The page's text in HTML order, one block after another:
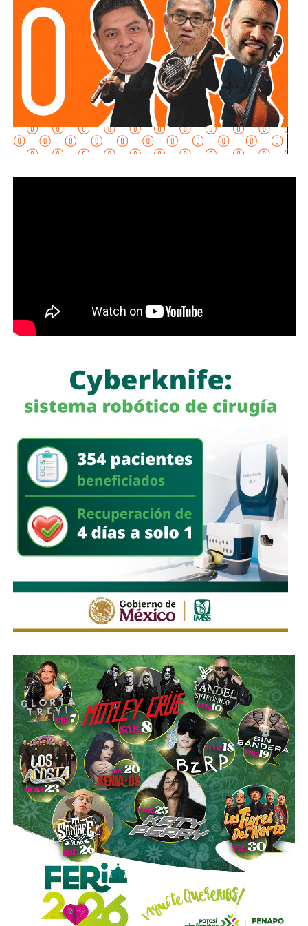
es que no cumplieron con ninguno de estos
requisitos “, declaró.
Martínez Acosta señaló quela dependencia mantiene
disposición para que Uber complete el procedimiento
y pueda operar conforme a la ley, por lo que descartó que
exista una postura de persecución hacia la empresa.
“No es un tema de persecución ni de cacería. Al contrario,
buscamos que ellos mismos nos ayuden a que la
a quienes se les ha explicado el proceso de
regularización.
deja a los propios conductores en una situación de
vulnerabilidad,al no contar con las condiciones legales
previstas por la normativa estatal.
“Es la empresa la que no cumple con lo que las leyes
locales establecen y eso deja a los operadores en estado
de indefensión”, señaló.
Respecto a la llegada de nuevas plataformas digitales al
estado, Martínez Acosta consideró que la
competencia representa una oportunidad para
mejorar la calidad del servicio de transporte.
“Hoy el gremio del taxismo entiende que la competencia
es buena. Ellos estarán tratando de mejorar y brindar un
mejor servicio, mientras que la ciudadanía podrá elegir la
opción que considere más conveniente”, comentó.
La titular de la SCT reiteró que, mientras Uber no complete
el procedimiento administrativo y cumpla con las
obligaciones previstas en la ley, la plataforma no podrá
prestar el servicio de transporte en San Luis Potosí.
También lee:Ya es oficial: MiTaxi será la plataforma oficial
de transporte de la Fenapo 2026